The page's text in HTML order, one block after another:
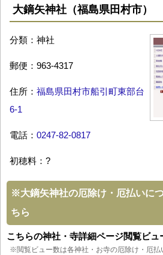
大鏑矢神社（福島県田村市）
分類：神社
郵便：963-4317
住所： 福島県田村市船引町東部台
6-1
電話： 0247-82-0817
初穂料：?
※大鏑矢神社の厄除け・厄払いに
ちら
こちらの神社・寺詳細ページ閲覧ビュ
※閲覧ビュー数は各神社・お寺の厄除け・厄